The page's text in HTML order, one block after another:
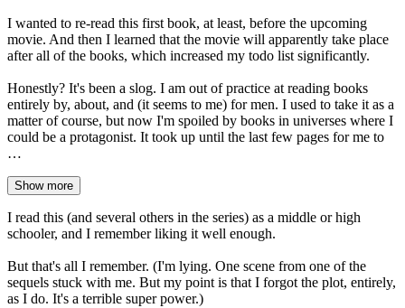
I wanted to re-read this first book, at least, before the upcoming
movie. And then I learned that the movie will apparently take place
after all of the books, which increased my todo list significantly.
Honestly? It's been a slog. I am out of practice at reading books
entirely by, about, and (it seems to me) for men. I used to take it as a
matter of course, but now I'm spoiled by books in universes where I
could be a protagonist. It took up until the last few pages for me to
…
Show more
I read this (and several others in the series) as a middle or high
schooler, and I remember liking it well enough.
But that's all I remember. (I'm lying. One scene from one of the
sequels stuck with me. But my point is that I forgot the plot, entirely,
as I do. It's a terrible super power.)